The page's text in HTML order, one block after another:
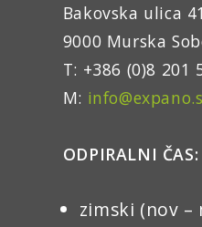
Bakovska ulica 41
9000 Murska
T: +386 (0)8 201
M:
ODPIRALNI ČAS:
zimski (nov